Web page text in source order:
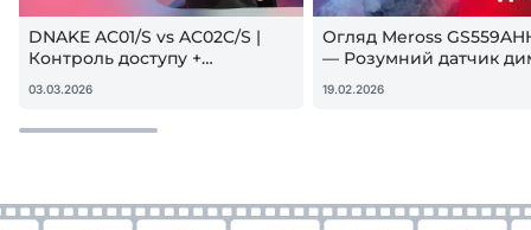
DNAKE AC01/S vs AC02C/S |
Контроль доступу +
гостьовий QR — реальна
настройка
03.03.2026
Огляд Meross
— Розумний датчик
Apple HomeKit! Чи
купувати?
19.02.2026